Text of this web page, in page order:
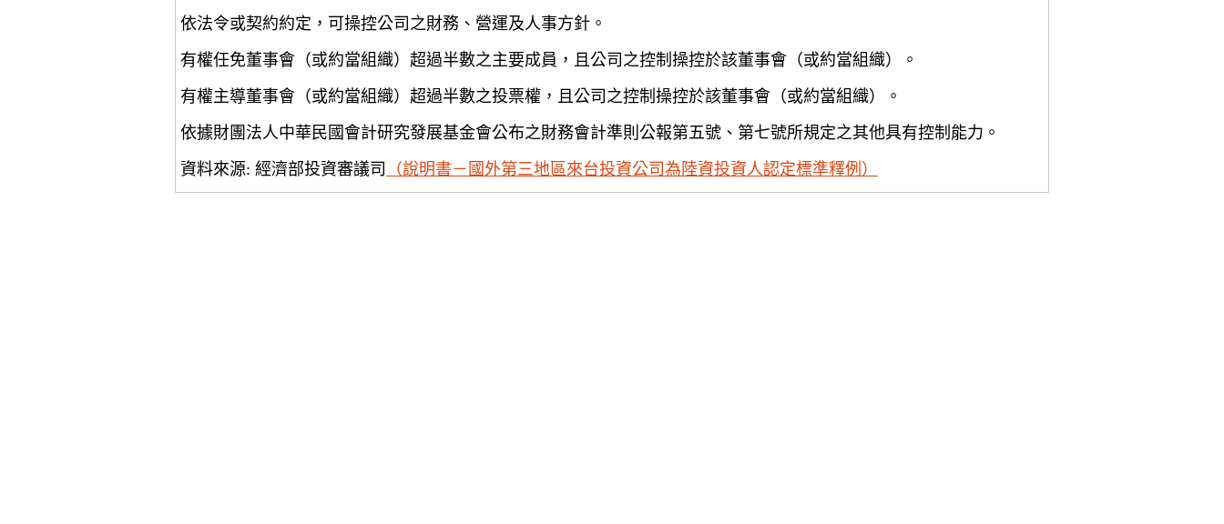
依法令或契約約定，可操控公司之財務、營運及人事方針。
有權任免董事會（或約當組織）超過半數之主要成員，且公司之控制操控於該董事會（或約當組織）。
有權主導董事會（或約當組織）超過半數之投票權，且公司之控制操控於該董事會（或約當組織）。
依據財團法人中華民國會計研究發展基金會公布之財務會計準則公報第五號、第七號所規定之其他具有控制能力。
資料來源: 經濟部投資審議司
（說明書－國外第三地區來台投資公司為陸資投資人認定標準釋例）